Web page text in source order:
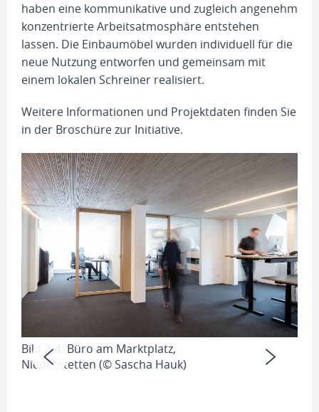
haben eine kommunikative und zugleich angenehm
konzentrierte Arbeitsatmosphäre entstehen
lassen. Die Einbaumöbel wurden individuell für die
neue Nutzung entworfen und gemeinsam mit
einem lokalen Schreiner realisiert.
Weitere Informationen und Projektdaten finden Sie
in der Broschüre zur Initiative.
Bild 2/4: Büro am Marktplatz,
Niederstetten (© Sascha Hauk)